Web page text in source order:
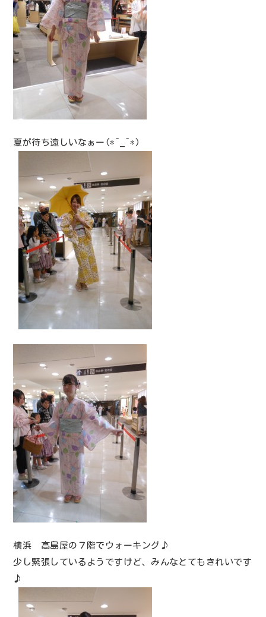
夏が待ち遠しいなぁー(*^_^*)
横浜 高島屋の７階でウォーキング♪
少し緊張しているようですけど、みんなとてもきれいです
♪